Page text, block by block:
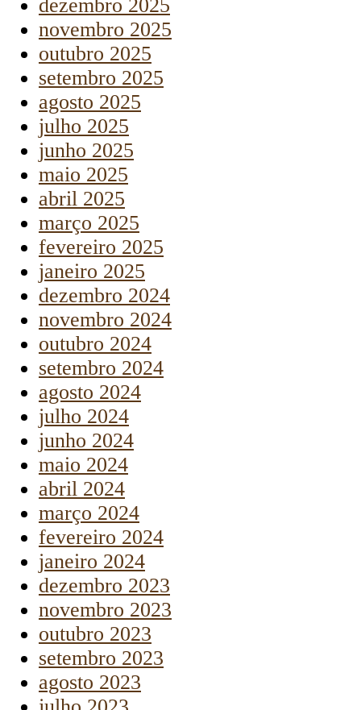
dezembro 2025
novembro 2025
outubro 2025
setembro 2025
agosto 2025
julho 2025
junho 2025
maio 2025
abril 2025
março 2025
fevereiro 2025
janeiro 2025
dezembro 2024
novembro 2024
outubro 2024
setembro 2024
agosto 2024
julho 2024
junho 2024
maio 2024
abril 2024
março 2024
fevereiro 2024
janeiro 2024
dezembro 2023
novembro 2023
outubro 2023
setembro 2023
agosto 2023